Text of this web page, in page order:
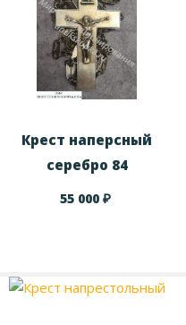
Крест наперсный
серебро 84
55 000₽